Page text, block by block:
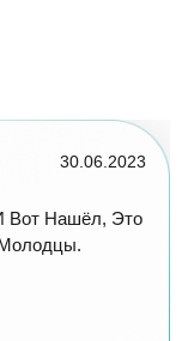
30.06.2023
Вот Нашёл, Это